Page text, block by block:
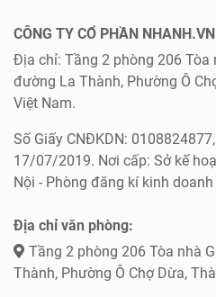
CÔNG TY CỔ PHẦN NHANH.VN
Địa chỉ: Tầng 2 phòng 206 Tòa
đường La Thành, Phường Ô
Việt Nam.
Số Giấy CNĐKDN:
17/07/2019. Nơi cấp: Sở kế
Nội - Phòng đăng kí kinh doanh
Địa chỉ văn phòng:
Tầng 2 phòng 206 Tòa nhà
Thành, Phường Ô Chợ Dừa,